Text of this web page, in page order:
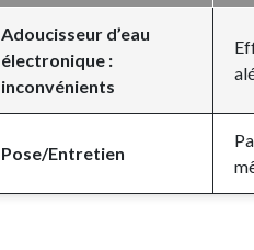
Adoucisseur d’eau
électronique :
inconvénients
Pose/Entretien